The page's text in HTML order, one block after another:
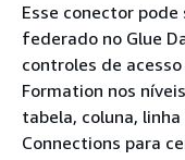
Esse conector
federado no Glue
controles de
Formation nos
tabela, coluna,
Connections para